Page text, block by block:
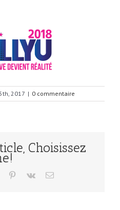
2017 | 0 commentaire
Choisissez
Tumblr Pinterest
Vk Email